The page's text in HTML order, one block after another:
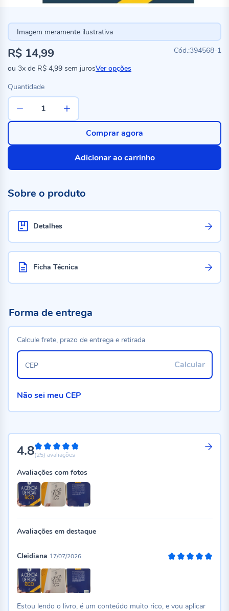
Imagem meramente ilustrativa
394568-1
R$ 14,99
ou 3x de R$ 4,99 sem jurosVer opções
Quantidade
Adicionar ao carrinho
Comprar agora
Sobre o produto
Detalhes
Ficha Técnica
4.896%
(25) avaliações
Avaliações com fotos
Avaliações em destaque
Cleidiana 17/07/2026
Estou lendo o livro, é um conteúdo muito rico, e vou aplicar
Forma de entrega
Calcule frete, prazo de entrega e retirada
Calcular
CEP
Não sei meu CEP